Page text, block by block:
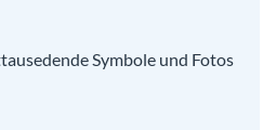
Symbole und Fotos